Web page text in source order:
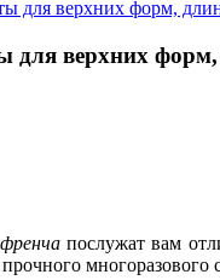
для верхних
послужат вам
многоразового